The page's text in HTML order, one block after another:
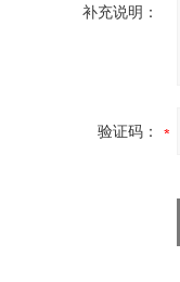
补充说明：
验证码：